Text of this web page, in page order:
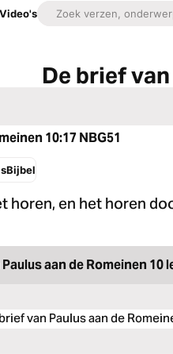
Video's
De brief
10:17 NBG51
horen, en het horen
aan de Romeinen 10
van Paulus aan de